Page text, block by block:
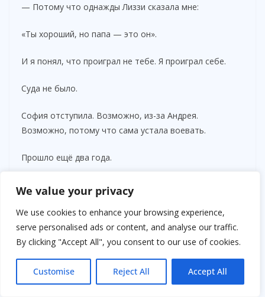
We value your privacy
We use cookies to enhance your browsing experience,
serve personalised ads or content, and analyse our traffic.
By clicking "Accept All", you consent to our use of cookies.
Customise Reject All Accept All
— Потому что однажды Лиззи сказала мне:
«Ты хороший, но папа — это он».
И я понял, что проиграл не тебе. Я проиграл себе.
Суда не было.
София отступила. Возможно, из-за Андрея.
Возможно, потому что сама устала воевать.
Прошло ещё два года.
Лиззи исполнилось десять.
В день её рождения она загадала желание и долго не
задувала свечи.
— Нельзя говорить, — улыбнулась она. — Но оно про